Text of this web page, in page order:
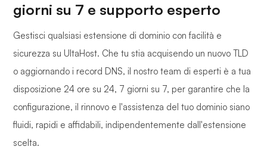
giorni su 7 e supporto esperto
Gestisci qualsiasi estensione di dominio con facilità e
sicurezza su UltaHost. Che tu stia acquisendo un nuovo TLD
o aggiornando i record DNS, il nostro team di esperti è a tua
disposizione 24 ore su 24, 7 giorni su 7, per garantire che la
configurazione, il rinnovo e l'assistenza del tuo dominio siano
fluidi, rapidi e affidabili, indipendentemente dall'estensione
scelta.